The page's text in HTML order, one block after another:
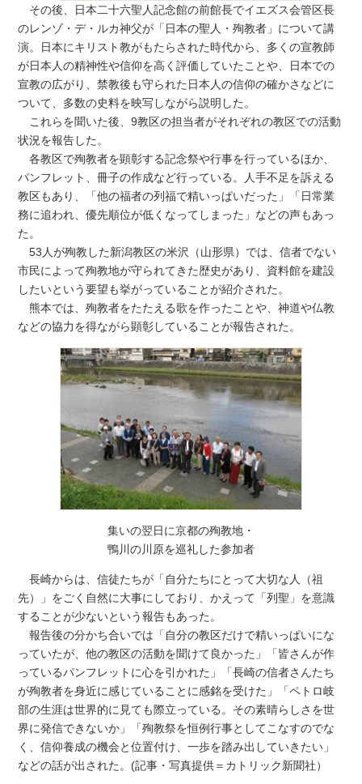
その後、日本二十六聖人記念館の前館長でイエズス会管区長
のレンゾ・デ・ルカ神父が「日本の聖人・殉教者」について講
演。日本にキリスト教がもたらされた時代から、多くの宣教師
が日本人の精神性や信仰を高く評価していたことや、日本での
宣教の広がり、禁教後も守られた日本人の信仰の確かさなどに
ついて、多数の史料を映写しながら説明した。
これらを聞いた後、9教区の担当者がそれぞれの教区での活動
状況を報告した。
各教区で殉教者を顕彰する記念祭や行事を行っているほか、
パンフレット、冊子の作成など行っている。人手不足を訴える
教区もあり、「他の福者の列福で精いっぱいだった」「日常業
務に追われ、優先順位が低くなってしまった」などの声もあっ
た。
53人が殉教した新潟教区の米沢（山形県）では、信者でない
市民によって殉教地が守られてきた歴史があり、資料館を建設
したいという要望も挙がっていることが紹介された。
熊本では、殉教者をたたえる歌を作ったことや、神道や仏教
などの協力を得ながら顕彰していることが報告された。
集いの翌日に京都の殉教地・
鴨川の川原を巡礼した参加者
長崎からは、信徒たちが「自分たちにとって大切な人（祖
先）」をごく自然に大事にしており、かえって「列聖」を意識
することが少ないという報告もあった。
報告後の分かち合いでは「自分の教区だけで精いっぱいにな
っていたが、他の教区の活動を聞けて良かった」「皆さんが作
っているパンフレットに心を引かれた」「長崎の信者さんたち
が殉教者を身近に感じていることに感銘を受けた」「ペトロ岐
部の生涯は世界的に見ても際立っている。その素晴らしさを世
界に発信できないか」「殉教祭を恒例行事としてこなすのでな
く、信仰養成の機会と位置付け、一歩を踏み出していきたい」
などの話が出された。(記事・写真提供＝カトリック新聞社）